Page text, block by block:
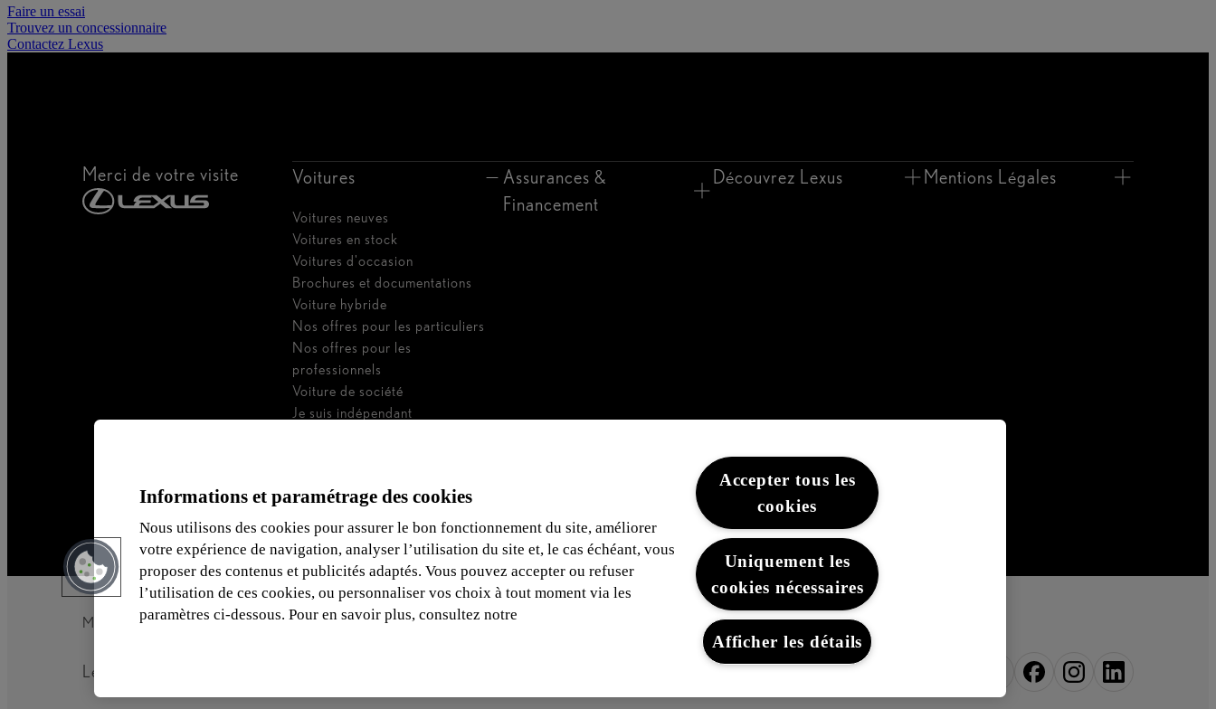
Faire un essai
Trouvez un concessionnaire
Contactez Lexus
Merci de votre visite Voitures
Voitures neuves
Voitures en stock
Voitures d'occasion
Brochures et documentations
Voiture hybride
Nos offres pour les particuliers
Nos offres pour les
professionnels
Voiture de société
Je suis indépendant
Assurances &
Financement
Découvrez Lexus Mentions Légales
Mentions légalesCookies du siteWLTP Vie privée
Lexus-Belgique © 2026
Informations et paramétrage des cookies
Nous utilisons des cookies pour assurer le bon fonctionnement du site, améliorer
votre expérience de navigation, analyser l’utilisation du site et, le cas échéant, vous
proposer des contenus et publicités adaptés. Vous pouvez accepter ou refuser
l’utilisation de ces cookies, ou personnaliser vos choix à tout moment via les
paramètres ci-dessous. Pour en savoir plus, consultez notre
Accepter tous les
cookies
Uniquement les
cookies nécessaires
Afficher les détails